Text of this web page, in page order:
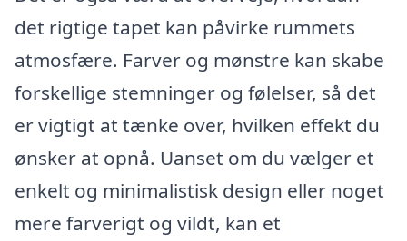
det rigtige tapet kan påvirke rummets
atmosfære. Farver og mønstre kan skabe
forskellige stemninger og følelser, så det
er vigtigt at tænke over, hvilken effekt du
ønsker at opnå. Uanset om du vælger et
enkelt og minimalistisk design eller noget
mere farverigt og vildt, kan et